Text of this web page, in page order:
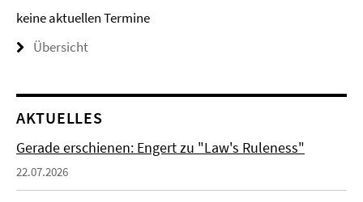
keine aktuellen Termine
Übersicht
AKTUELLES
Gerade erschienen: Engert zu "Law's Ruleness"
22.07.2026